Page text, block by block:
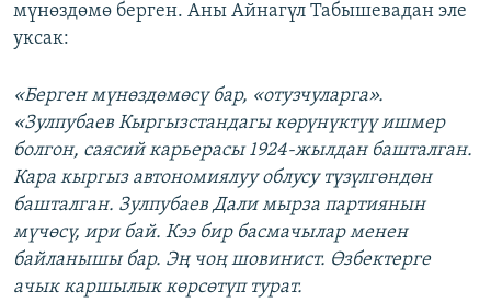
мүнөздөмө берген. Аны Айнагүл Табышевадан эле
уксак:
«Берген мүнөздөмөсү бар, «отузчуларга».
«Зулпубаев Кыргызстандагы көрүнүктүү ишмер
болгон, саясий карьерасы 1924-жылдан башталган.
Кара кыргыз автономиялуу облусу түзүлгөндөн
башталган. Зулпубаев Дали мырза партиянын
мүчөсү, ири бай. Кээ бир басмачылар менен
байланышы бар. Эң чоң шовинист. Өзбектерге
ачык каршылык көрсөтүп турат.